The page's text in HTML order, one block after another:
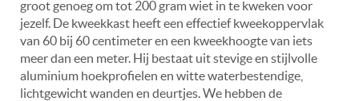
groot genoeg om tot 200 gram wiet in te kweken voor
jezelf. De kweekkast heeft een effectief kweekoppervlak
van 60 bij 60 centimeter en een kweekhoogte van iets
meer dan een meter. Hij bestaat uit stevige en stijlvolle
aluminium hoekprofielen en witte waterbestendige,
lichtgewicht wanden en deurtjes. We hebben de